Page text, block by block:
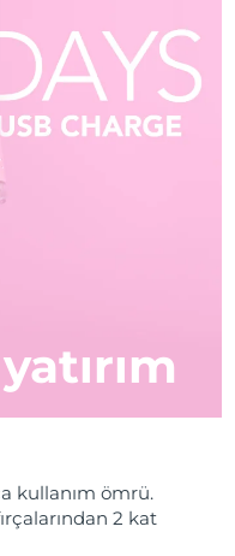
kullanım ömrü.
2 kat